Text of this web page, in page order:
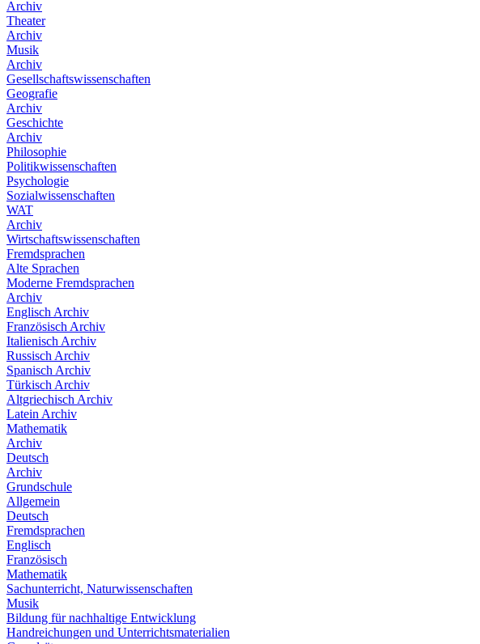
Archiv
Theater
Archiv
Musik
Archiv
Gesellschaftswissenschaften
Geografie
Archiv
Geschichte
Archiv
Philosophie
Politikwissenschaften
Psychologie
Sozialwissenschaften
WAT
Archiv
Wirtschaftswissenschaften
Fremdsprachen
Alte Sprachen
Moderne Fremdsprachen
Archiv
Englisch Archiv
Französisch Archiv
Italienisch Archiv
Russisch Archiv
Spanisch Archiv
Türkisch Archiv
Altgriechisch Archiv
Latein Archiv
Mathematik
Archiv
Deutsch
Archiv
Grundschule
Allgemein
Deutsch
Fremdsprachen
Englisch
Französisch
Mathematik
Sachunterricht, Naturwissenschaften
Musik
Bildung für nachhaltige Entwicklung
Handreichungen und Unterrichtsmaterialien